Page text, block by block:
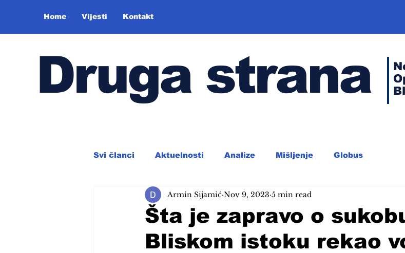
Home Vijesti Kontakt
Druga strana
Svi članci Aktuelnosti Analize Mišljenje Globus
Šta je zapravo o
Bliskom istoku rekao
Armin Sijamić Nov 9, 2023 5 min read